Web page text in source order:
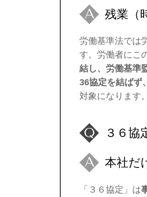
残業（
労働基準法では
す。労働者にこ
結し、労働基準
36協定を結ばず
対象になります
３６協
本社だ
「３６協定」は